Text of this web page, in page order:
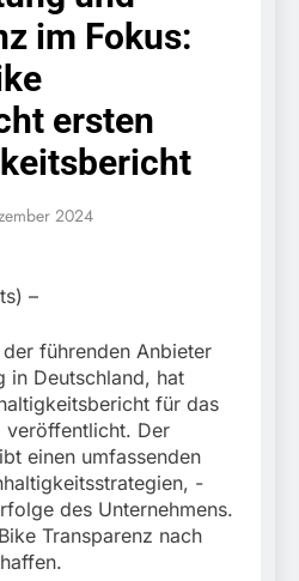
Gefahr –
muss
werden
10. August 2026
Bundespolizeidirektion
München: Zugbegleiter
sexuell belästigt
10. August 2026
R: Zoll stellt
Amphetamin bei
sicher
wegen
gegen das
August 2026
Bundespolizei
ohne
Erfolg
Schmuckdiebstahl aus
bittet um Hinweise
Bundespolizeidirektion
Notruf per
/ Schnelle
nach
Belästigung
August 2026
Bundespolizei
/ Waffenfund im
August 2026
Schneller
als die
2026
im Fokus:
ersten
2024
–
führenden Anbieter
in Deutschland, hat
für das
veröffentlicht. Der
einen umfassenden
-
des Unternehmens.
Transparenz nach